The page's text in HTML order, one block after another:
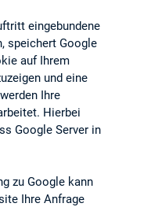
eingebundene
speichert Google
auf Ihrem
und eine
Ihre
Hierbei
Google Server in
zu Google kann
Ihre Anfrage